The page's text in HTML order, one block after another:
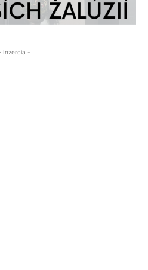
Inzercia -